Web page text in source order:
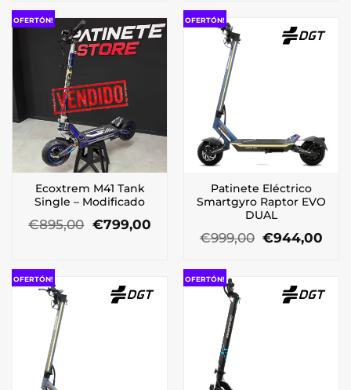
OFERTÓN!
Ecoxtrem M41 Tank
Single – Modificado
€895,00 El
€799,00El
€799,00.
OFERTÓN!
Patinete Eléctrico
Smartgyro Raptor EVO
DUAL
€999,00 El
€999,00.
€944,00
OFERTÓN! OFERTÓN!